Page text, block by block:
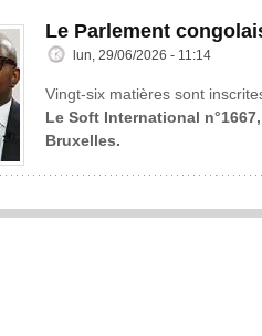
Le Parlement
lun, 29/06/2026 - 11:14
Vingt-six matières sont
Le Soft International
Bruxelles.